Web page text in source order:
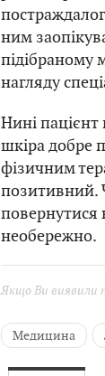
ним
підібраному
нагляду
Нині
шкіра добре
фізичним
позитивний.
повернутися
необережно.
Якщо Ви виявили
Медицина